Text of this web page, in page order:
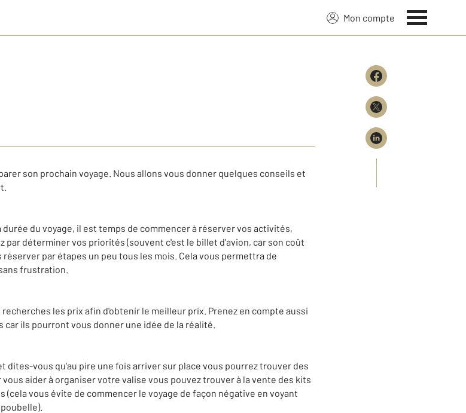
Mon compte
son prochain voyage. Nous allons vous donner quelques conseils et
du voyage, il est temps de commencer à réserver vos activités,
par déterminer vos priorités (souvent c'est le billet d'avion, car son coût
réserver par étapes un peu tous les mois. Cela vous permettra de
frustration.
les prix afin d'obtenir le meilleur prix. Prenez en compte aussi
ils pourront vous donner une idée de la réalité.
dites-vous qu'au pire une fois arriver sur place vous pourrez trouver des
vous aider à organiser votre valise vous pouvez trouver à la vente des kits
(cela vous évite de commencer le voyage de façon négative en voyant
.